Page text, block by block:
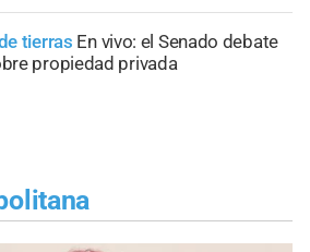
tierras En vivo: el Senado debate
propiedad privada